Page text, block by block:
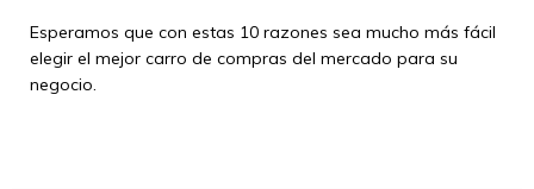
Esperamos que con estas 10 razones sea mucho más fácil
elegir el mejor carro de compras del mercado para su
negocio.